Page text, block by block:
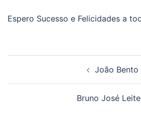
Espero Sucesso e Felicidades a
João Bento
Bruno José Leite